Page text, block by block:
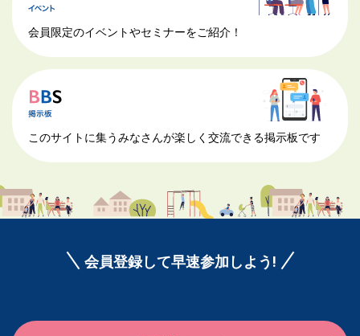
会員限定のイベントやセミナーをご紹介！
このサイトに集うみなさんが楽しく交流できる掲示板です
会員登録して早速参加しよう!